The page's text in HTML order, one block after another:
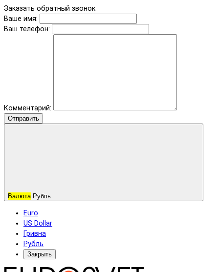
Заказать обратный звонок
Ваше имя:
Ваш телефон:
Комментарий:
Отправить
Валюта Рубль
Euro
US Dollar
Гривна
Рубль
Закрыть